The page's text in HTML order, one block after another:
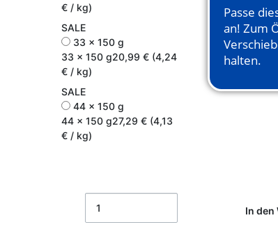
€ / kg)
SALE
33 x 150 g
33 x 150 g20,99 € (4,24
€ / kg)
SALE
44 x 150 g
44 x 150 g27,29 € (4,13
€ / kg)
In den